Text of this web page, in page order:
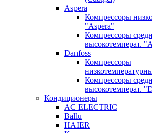
Aspera
Компрессоры
"Aspera"
Компрессоры
высокотемперат.
Danfoss
Компрессоры
Компрессоры
высокотемперат.
Кондиционеры
AC ELECTRIC
Ballu
HAIER